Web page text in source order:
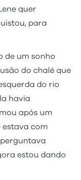
quer
para
de um sonho
do chalé que
do rio
havia
após um
estava com
estou dando